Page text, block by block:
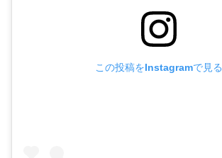
この投稿をInstagramで見る